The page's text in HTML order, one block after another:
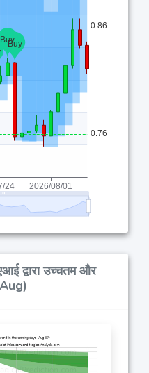
द्वारा उच्चतम और
Aug)